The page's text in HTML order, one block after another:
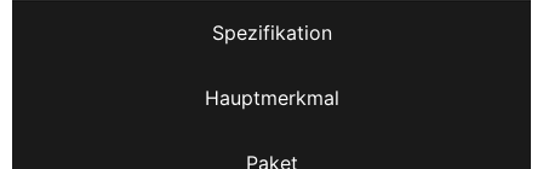
Spezifikation
Hauptmerkmal
Paket